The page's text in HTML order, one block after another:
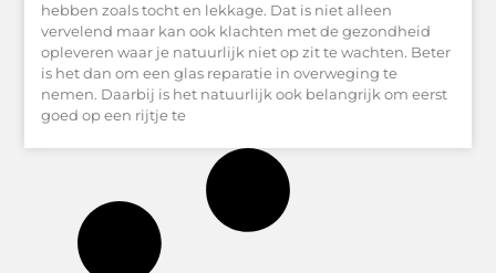
hebben zoals tocht en lekkage. Dat is niet alleen
vervelend maar kan ook klachten met de gezondheid
opleveren waar je natuurlijk niet op zit te wachten. Beter
is het dan om een glas reparatie in overweging te
nemen. Daarbij is het natuurlijk ook belangrijk om eerst
goed op een rijtje te